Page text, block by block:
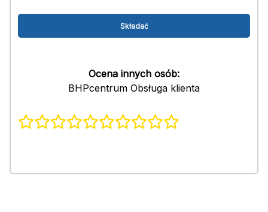
Ocena innych osób:
BHPcentrum Obsługa klienta